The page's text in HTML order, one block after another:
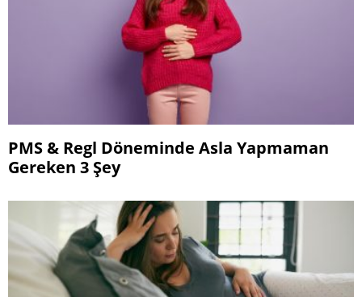
PMS & Regl Döneminde Asla Yapmaman
Gereken 3 Şey